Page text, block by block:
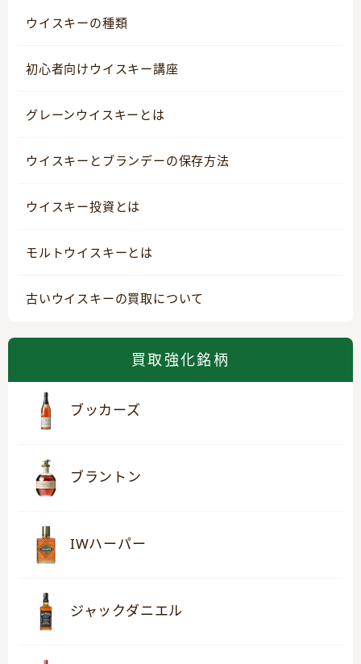
ウイスキーの種類
初心者向けウイスキー講座
グレーンウイスキーとは
ウイスキーとブランデーの保存方法
ウイスキー投資とは
モルトウイスキーとは
古いウイスキーの買取について
買取強化銘柄
ブッカーズ
ブラントン
IWハーパー
ジャックダニエル